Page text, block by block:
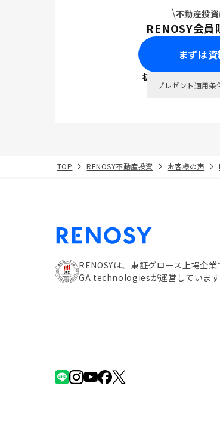
不動産投
RENOSY会員
まずは
初回面談で
プレゼント適用条
TOP RENOSY不動産投資 お客様の声
RENOSYは、東証グロース上場企業
GA technologiesが運営しています